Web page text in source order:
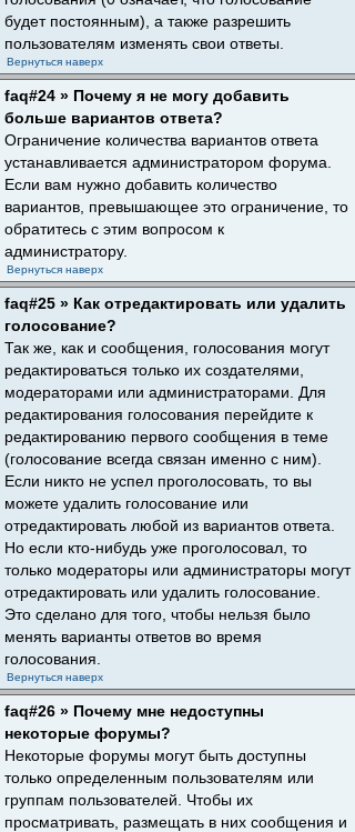
будет постоянным), а также разрешить
пользователям изменять свои ответы.
Вернуться наверх
faq#24 » Почему я не могу добавить
больше вариантов ответа?
Ограничение количества вариантов ответа
устанавливается администратором форума.
Если вам нужно добавить количество
вариантов, превышающее это ограничение, то
обратитесь с этим вопросом к
администратору.
Вернуться наверх
faq#25 » Как отредактировать или удалить
голосование?
Так же, как и сообщения, голосования могут
редактироваться только их создателями,
модераторами или администраторами. Для
редактирования голосования перейдите к
редактированию первого сообщения в теме
(голосование всегда связан именно с ним).
Если никто не успел проголосовать, то вы
можете удалить голосование или
отредактировать любой из вариантов ответа.
Но если кто-нибудь уже проголосовал, то
только модераторы или администраторы могут
отредактировать или удалить голосование.
Это сделано для того, чтобы нельзя было
менять варианты ответов во время
голосования.
Вернуться наверх
faq#26 » Почему мне недоступны
некоторые форумы?
Некоторые форумы могут быть доступны
только определенным пользователям или
группам пользователей. Чтобы их
просматривать, размещать в них сообщения и